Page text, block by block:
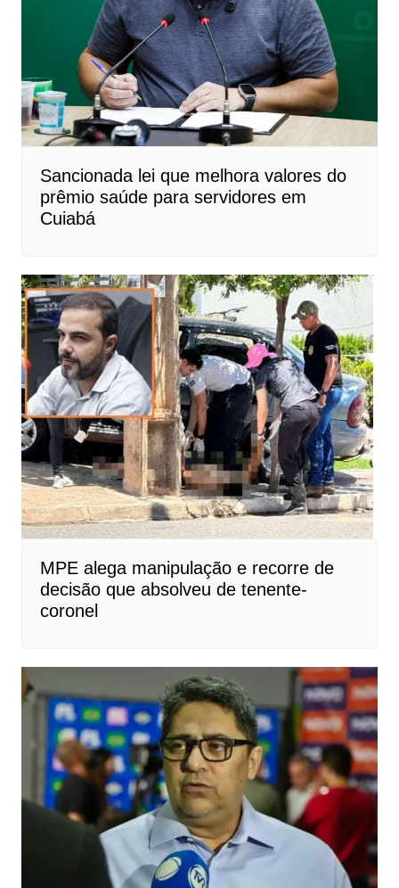
Sancionada lei que melhora valores do
prêmio saúde para servidores em
Cuiabá
MPE alega manipulação e recorre de
decisão que absolveu de tenente-
coronel